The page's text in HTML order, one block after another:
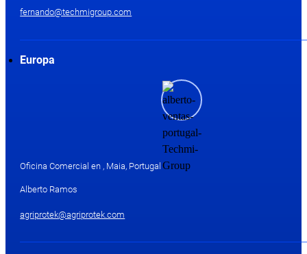
fernando@techmigroup.com
Europa
Oficina Comercial en , Maia, Portugal
Alberto Ramos
agriprotek@agriprotek.com